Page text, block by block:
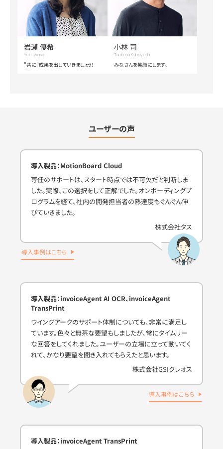
岩瀬 優希
Yuki Iwase
"共に"成果を出していきましょう！
小林 司
Tsukasa Kobayashi
みなさんを笑顔にします。
ユーザーの声
導入製品：MotionBoard Cloud
専任のサポートは、スタート時点では不可欠だと判断しま
した。実際、この選択をして正解でした。オンボーディングプ
ログラムを経て、社内の開発担当者の熟達度もぐんぐん伸
びていきました。
株式会社タス
導入事例はこちら
導入製品：invoiceAgent AI OCR、invoiceAgent
TransPrint
ウイングアークのサポート体制についても、非常に満足し
ています。色々と無茶な要望もしましたが、常にタイムリー
な回答をしてくれました。ユーザーの立場に立って動いてく
れて、かなり要望を聞き入れてもらえたと思います。
株式会社GSIクレオス
導入事例はこちら
導入製品：invoiceAgent TransPrint